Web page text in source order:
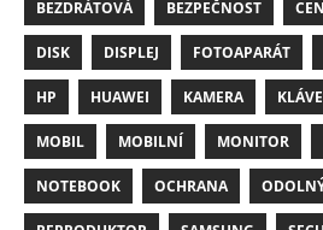
BEZDRÁTOVÁ BEZPEČNOST
DISK DISPLEJ FOTOAPARÁT
HP HUAWEI KAMERA
MOBIL MOBILNÍ MONITOR
NOTEBOOK OCHRANA